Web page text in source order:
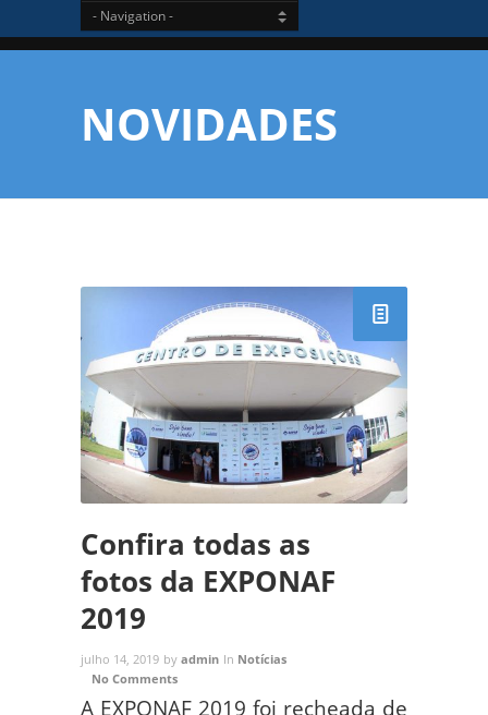
NOVIDADES
Confira todas as
fotos da EXPONAF
2019
julho 14, 2019 by admin In Notícias
No Comments
A EXPONAF 2019 foi recheada de